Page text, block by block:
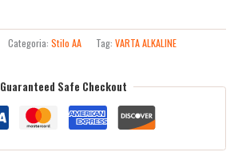
Categoria: Stilo AA Tag: VARTA ALKALINE
Guaranteed Safe Checkout